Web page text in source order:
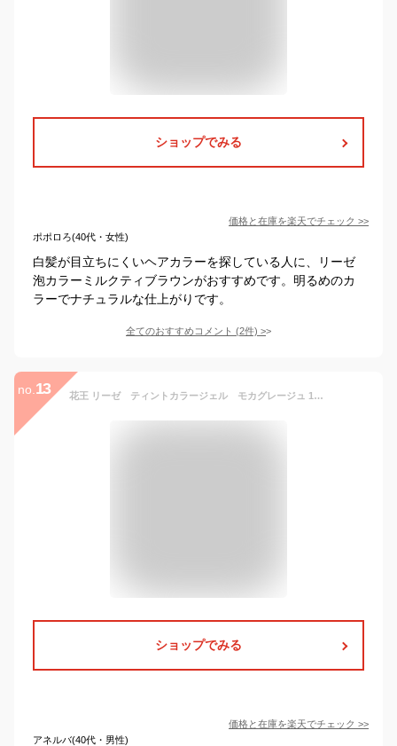
ショップでみる
価格と在庫を楽天でチェック >>
ポポロろ(40代・女性)
白髪が目立ちにくいヘアカラーを探している人に、リーゼ
泡カラーミルクティブラウンがおすすめです。明るめのカ
ラーでナチュラルな仕上がりです。
全てのおすすめコメント (2件) >
no. 13 花王 リーゼ ティントカラージェル モカグレージュ 191mL （医薬部外品）
ショップでみる
価格と在庫を楽天でチェック >>
アネルバ(40代・男性)